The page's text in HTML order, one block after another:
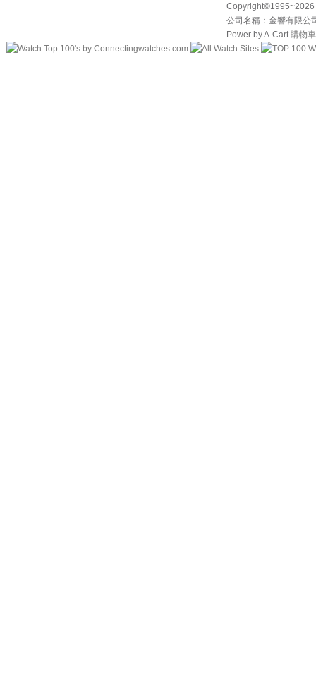
Copyright©1995~2026
公司名稱：金響有限公
Power by A-Cart 購物車